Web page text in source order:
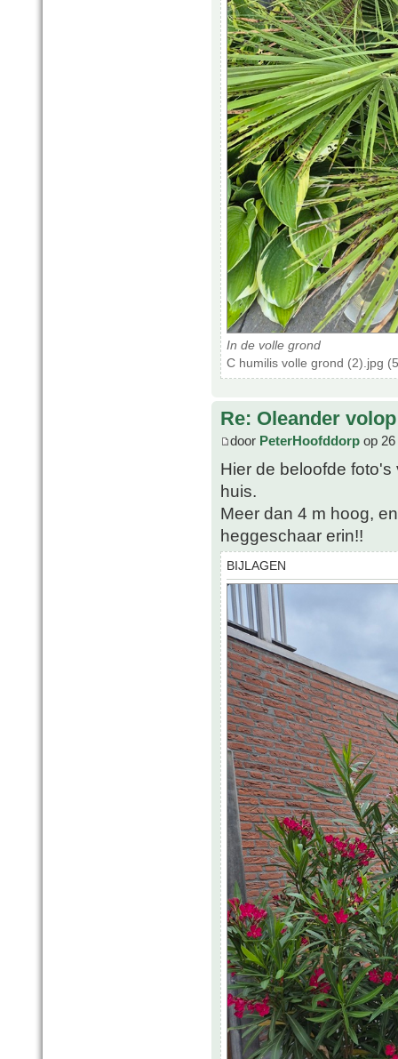
In de volle grond
C humilis volle grond (2).jpg
Re: Oleander
door PeterHoofddorp op
Hier de beloofde
huis.
Meer dan 4 m hoog,
heggeschaar erin!!
BIJLAGEN